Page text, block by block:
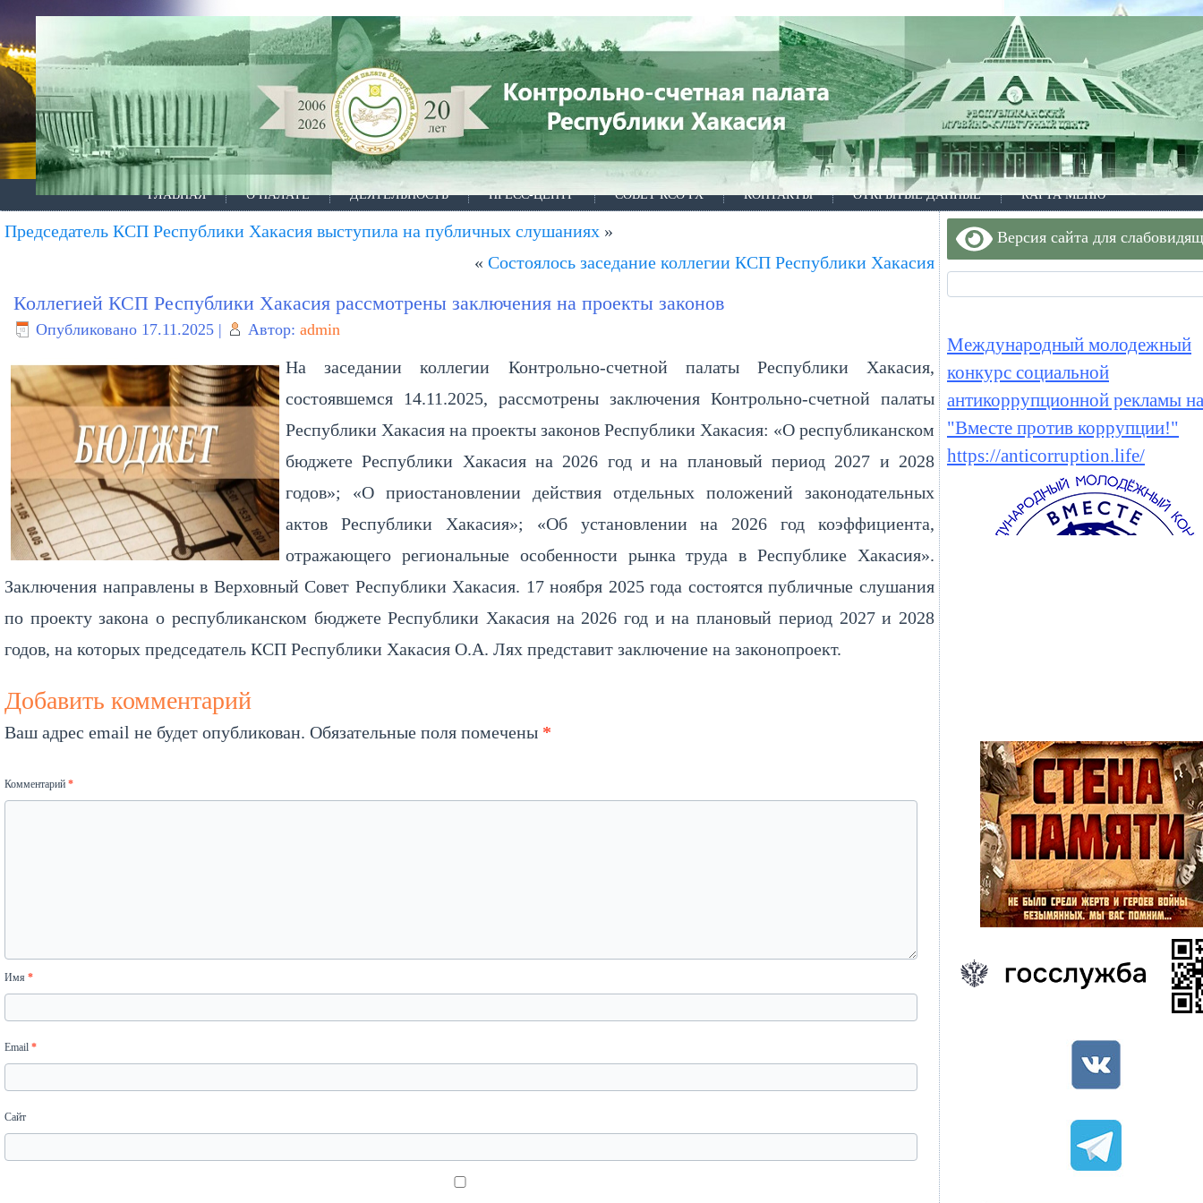
ГЛАВНАЯ О ПАЛАТЕ ДЕЯТЕЛЬНОСТЬ ПРЕСС-ЦЕНТР СОВЕТ КСО РХ КОНТАКТЫ ОТКРЫТЫЕ ДАННЫЕ КАРТА МЕНЮ
Председатель КСП Республики Хакасия выступила на публичных слушаниях »
« Состоялось заседание коллегии КСП Республики Хакасия
Коллегией КСП Республики Хакасия рассмотрены заключения на проекты законов
Опубликовано 17.11.2025 | Автор: admin
На заседании коллегии Контрольно-счетной палаты Республики Хакасия,
состоявшемся 14.11.2025, рассмотрены заключения Контрольно-счетной палаты
Республики Хакасия на проекты законов Республики Хакасия: «О республиканском
бюджете Республики Хакасия на 2026 год и на плановый период 2027 и 2028
годов»; «О приостановлении действия отдельных положений законодательных
актов Республики Хакасия»; «Об установлении на 2026 год коэффициента,
отражающего региональные особенности рынка труда в Республике Хакасия».
Заключения направлены в Верховный Совет Республики Хакасия. 17 ноября 2025 года состоятся публичные слушания
по проекту закона о республиканском бюджете Республики Хакасия на 2026 год и на плановый период 2027 и 2028
годов, на которых председатель КСП Республики Хакасия О.А. Лях представит заключение на законопроект.
Добавить комментарий
Ваш адрес email не будет опубликован. Обязательные поля помечены *
Комментарий *
Имя *
Email *
Сайт
Версия сайта для
Международный молодежный
конкурс социальной
антикоррупционной рекламы
"Вместе против коррупции!"
https://anticorruption.life/